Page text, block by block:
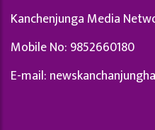
Kanchenjunga Media
Mobile No: 9852660180
E-mail: